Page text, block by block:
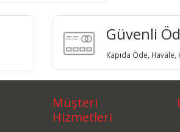
Güvenli
Kapıda Öde, Havale,
Müşteri
Hizmetleri